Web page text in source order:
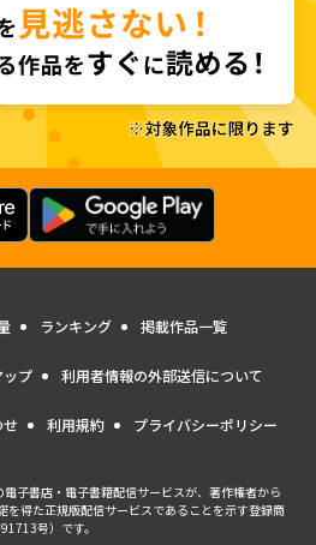
ランキング 掲載作品一覧
プ 利用者情報の外部送信について
利用規約 プライバシーポリシー
電子書店・電子書籍配信サービスが、著作権者から
を得た正規版配信サービスであることを示す登録商
号）です。